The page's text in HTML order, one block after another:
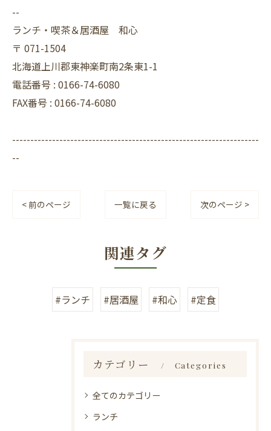
--
ランチ・喫茶＆居酒屋 和心
〒 071-1504
北海道上川郡東神楽町南2条東1-1
電話番号 : 0166-74-6080
FAX番号 : 0166-74-6080
--------------------------------------------------------------------
--
< 前のページ 一覧に戻る 次のページ >
関連タグ
#ランチ #居酒屋 #和心 #定食
カテゴリー Categories
全てのカテゴリー
ランチ